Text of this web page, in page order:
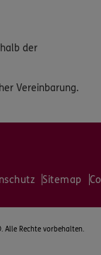
der
Vereinbarung.
Sitemap
Alle Rechte vorbehalten.